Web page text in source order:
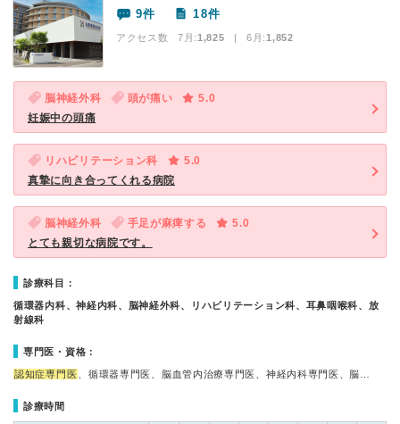
9件 18件
アクセス数 7月:1,825 | 6月:1,852
脳神経外科 頭が痛い
5.0
妊娠中の頭痛
リハビリテーション科
5.0
真摯に向き合ってくれる病院
脳神経外科 手足が麻痺する
5.0
とても親切な病院です。
診療科目：
循環器内科、神経内科、脳神経外科、リハビリテーション科、耳鼻咽喉科、放
射線科
専門医・資格：
認知症専門医 、循環器専門医、脳血管内治療専門医、神経内科専門医、脳…
診療時間